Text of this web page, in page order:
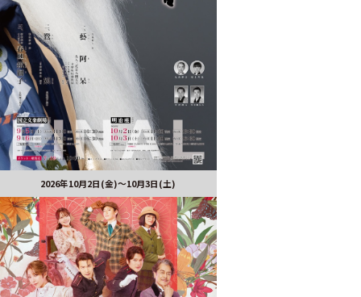
2026年10月2日(金)～10月3日(土)